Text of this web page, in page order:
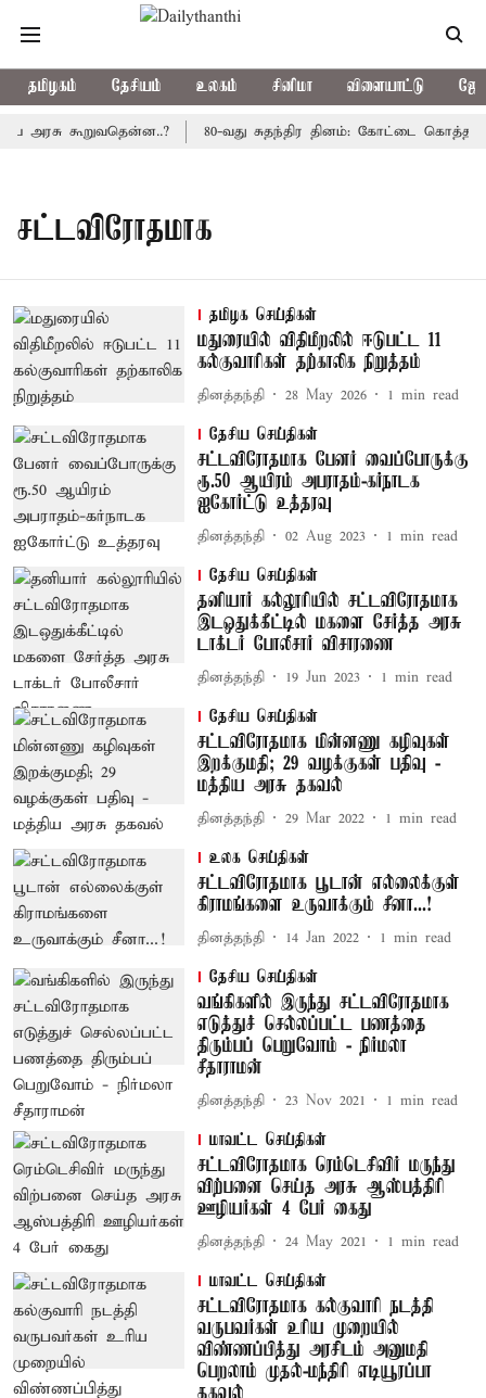
தமிழகம் தேசியம் உலகம் சினிமா விளையாட்டு
அரசு கூறுவதென்ன..? 80-வது சுதந்திர தினம்: கோட்டை
சட்டவிரோதமாக
தமிழக செய்திகள்
மதுரையில் விதிமீறலில் ஈடுபட்ட 11
கல்குவாரிகள் தற்காலிக நிறுத்தம்
தினத்தந்தி 28 May 2026 1 min read
தேசிய செய்திகள்
சட்டவிரோதமாக பேனர் வைப்போருக்கு
ரூ.50 ஆயிரம் அபராதம்-கர்நாடக
ஐகோர்ட்டு உத்தரவு
தினத்தந்தி 02 Aug 2023 1 min read
தேசிய செய்திகள்
தனியார் கல்லூரியில் சட்டவிரோதமாக
இடஒதுக்கீட்டில் மகளை சேர்த்த அரசு
டாக்டர் போலீசார் விசாரணை
தினத்தந்தி 19 Jun 2023 1 min read
தேசிய செய்திகள்
சட்டவிரோதமாக மின்னணு கழிவுகள்
இறக்குமதி; 29 வழக்குகள் பதிவு -
மத்திய அரசு தகவல்
தினத்தந்தி 29 Mar 2022 1 min read
உலக செய்திகள்
சட்டவிரோதமாக பூடான் எல்லைக்குள்
கிராமங்களை உருவாக்கும் சீனா...!
தினத்தந்தி 14 Jan 2022 1 min read
தேசிய செய்திகள்
வங்கிகளில் இருந்து சட்டவிரோதமாக
எடுத்துச் செல்லப்பட்ட பணத்தை
திரும்பப் பெறுவோம் - நிர்மலா
சீதாராமன்
தினத்தந்தி 23 Nov 2021 1 min read
மாவட்ட செய்திகள்
சட்டவிரோதமாக ரெம்டெசிவிர் மருந்து
விற்பனை செய்த அரசு ஆஸ்பத்திரி
ஊழியர்கள் 4 பேர் கைது
தினத்தந்தி 24 May 2021 1 min read
மாவட்ட செய்திகள்
சட்டவிரோதமாக கல்குவாரி நடத்தி
வருபவர்கள் உரிய முறையில்
விண்ணப்பித்து அரசிடம் அனுமதி
பெறலாம் முதல்-மந்திரி எடியூரப்பா
தகவல்